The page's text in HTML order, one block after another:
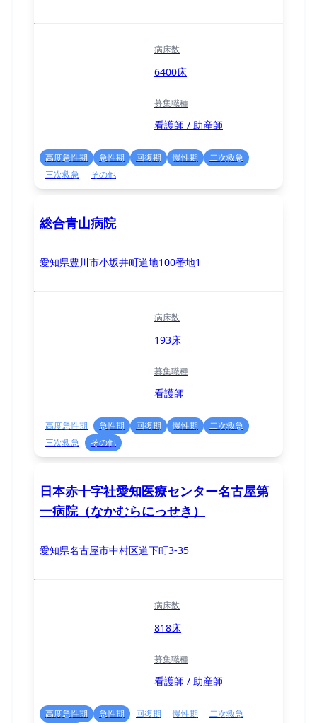
病床数
6400床
募集職種
看護師 / 助産師
高度急性期 急性期 回復期 慢性期
二次救急
三次救急
その他
総合青山病院
愛知県豊川市小坂井町道地100番地1
病床数
193床
募集職種
看護師
高度急性期 急性期 回復期 慢性期
二次救急
三次救急
その他
日本赤十字社愛知医療センター名古屋第
一病院（なかむらにっせき）
愛知県名古屋市中村区道下町3-35
病床数
818床
募集職種
看護師 / 助産師
高度急性期 急性期 回復期 慢性期
二次救急